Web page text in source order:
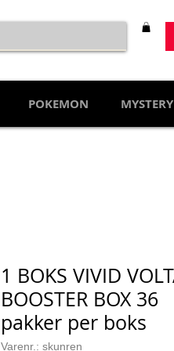
POKEMON
1 BOKS VIVID
BOOSTER BOX 36
pakker per boks
Varenr.: skunren